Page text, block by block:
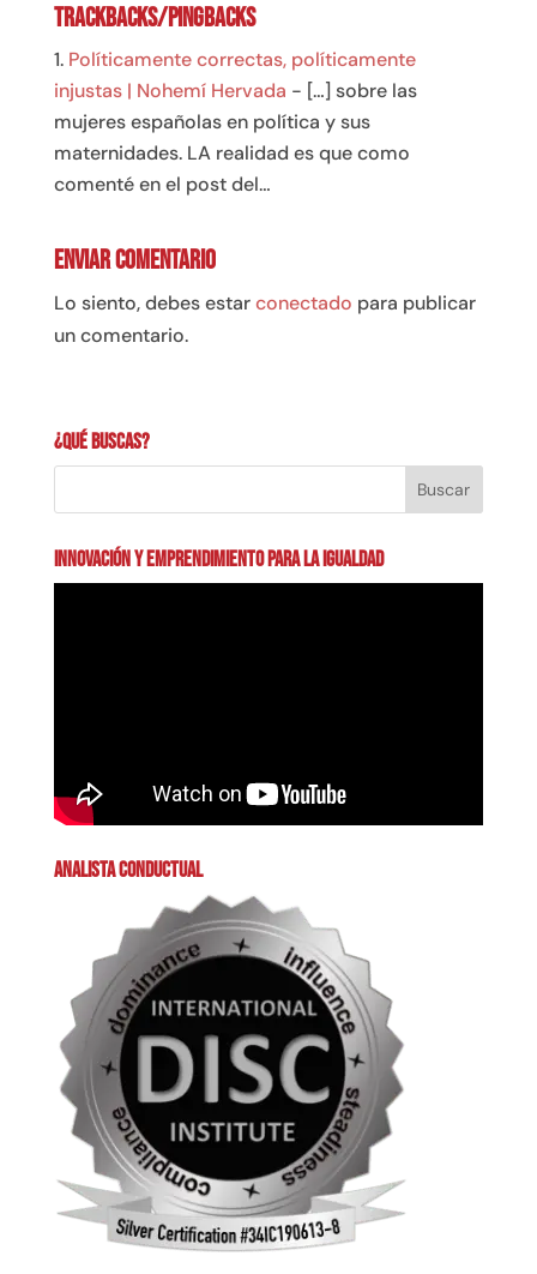
Trackbacks/Pingbacks
Políticamente correctas, políticamente
injustas | Nohemí Hervada - […] sobre las
mujeres españolas en política y sus
maternidades. LA realidad es que como
comenté en el post del…
Enviar comentario
Lo siento, debes estarconectado para publicar
un comentario.
¿Qué buscas?
INNOVACIÓN Y EMPRENDIMIENTO PARA LA IGUALDAD
ANALISTA CONDUCTUAL